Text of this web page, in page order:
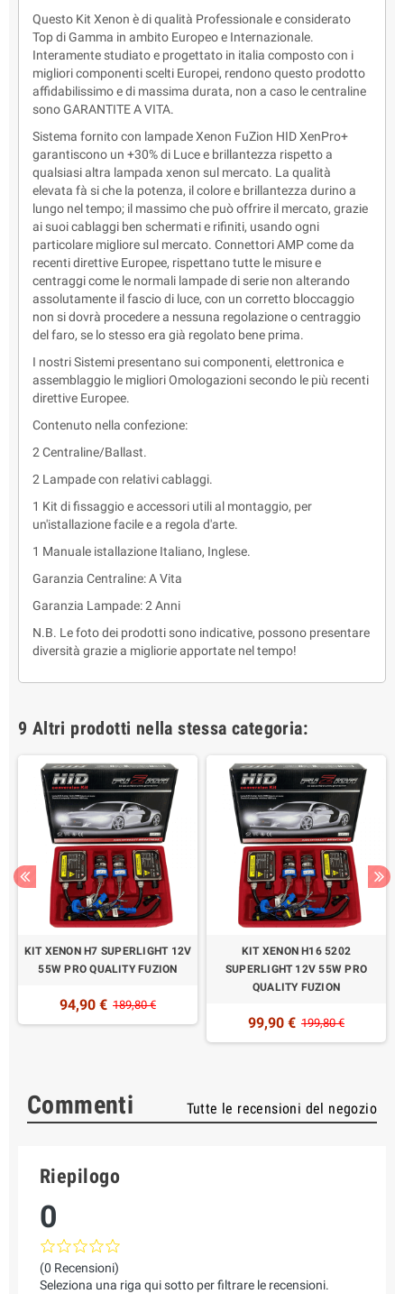
Questo Kit Xenon è di qualità Professionale e considerato
Top di Gamma in ambito Europeo e Internazionale.
Interamente studiato e progettato in italia composto con i
migliori componenti scelti Europei, rendono questo prodotto
affidabilissimo e di massima durata, non a caso le centraline
sono GARANTITE A VITA.
Sistema fornito con lampade Xenon FuZion HID XenPro+
garantiscono un +30% di Luce e brillantezza rispetto a
qualsiasi altra lampada xenon sul mercato. La qualità
elevata fà si che la potenza, il colore e brillantezza durino a
lungo nel tempo; il massimo che può offrire il mercato, grazie
ai suoi cablaggi ben schermati e rifiniti, usando ogni
particolare migliore sul mercato. Connettori AMP come da
recenti direttive Europee, rispettano tutte le misure e
centraggi come le normali lampade di serie non alterando
assolutamente il fascio di luce, con un corretto bloccaggio
non si dovrà procedere a nessuna regolazione o centraggio
del faro, se lo stesso era già regolato bene prima.
I nostri Sistemi presentano sui componenti, elettronica e
assemblaggio le migliori Omologazioni secondo le più recenti
direttive Europee.
Contenuto nella confezione:
2 Centraline/Ballast.
2 Lampade con relativi cablaggi.
1 Kit di fissaggio e accessori utili al montaggio, per
un'istallazione facile e a regola d'arte.
1 Manuale istallazione Italiano, Inglese.
Garanzia Centraline: A Vita
Garanzia Lampade: 2 Anni
N.B. Le foto dei prodotti sono indicative, possono presentare
diversità grazie a migliorie apportate nel tempo!
9 Altri prodotti nella stessa categoria:
KIT XENON H7 SUPERLIGHT 12V
55W PRO QUALITY FUZION
94,90 € 189,80 €
KIT XENON H16 5202
SUPERLIGHT 12V 55W PRO
QUALITY FUZION
99,90 € 199,80 €
Commenti Tutte le recensioni del negozio
Riepilogo
0
(0 Recensioni)
Seleziona una riga qui sotto per filtrare le recensioni.